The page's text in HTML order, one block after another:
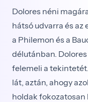
Dolores néni
hátsó udvarra és az
a Philemon és a
délutánban.
felemeli a
lát, aztán, ahogy
holdak fokozatosan